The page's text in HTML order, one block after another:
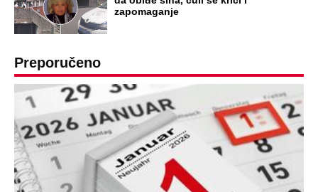
GENERAL IVAN STRELJAO SRBE, A
HRVATI GA SLAVILI KAO HEROJA KNINA:
UBIJAO!